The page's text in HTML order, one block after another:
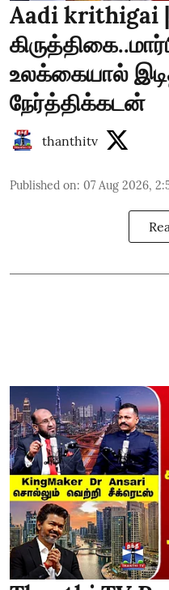
Aadi krithigai
உலக்கையால்
நேர்த்திக்கடன்
thanthitv
Published on: 07 Aug 2026,